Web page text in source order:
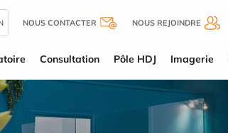
NOUS CONTACTER NOUS REJOINDRE
Consultation Pôle HDJ Imagerie